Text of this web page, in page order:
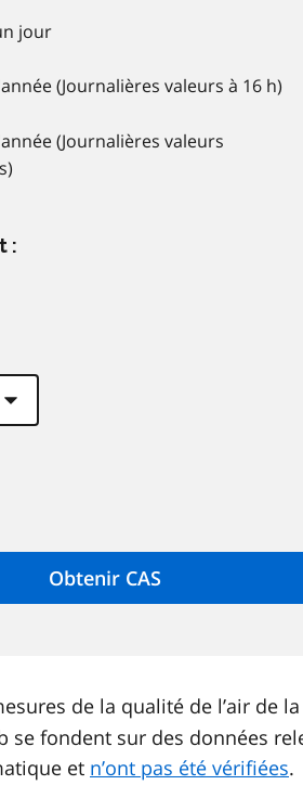
jour
(Journalières valeurs à 16 h)
(Journalières valeurs
:
de la qualité de l’air de la
se fondent sur des données
et n’ont pas été vérifiées.